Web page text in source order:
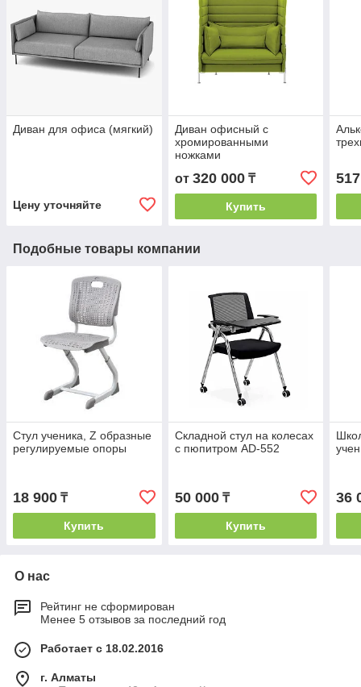
Диван для офиса (мягкий)
Цену уточняйте
Диван офисный с
хромированными
ножками
от 320 000₸
Купить
Подобные товары компании
Стул ученика, Z образные
регулируемые опоры
18 900 ₸
Купить
Складной стул на колесах
с пюпитром AD-552
50 000₸
Купить
36
О нас
Рейтинг не сформирован
Менее 5 отзывов за последний год
Работает с 18.02.2016
г. Алматы